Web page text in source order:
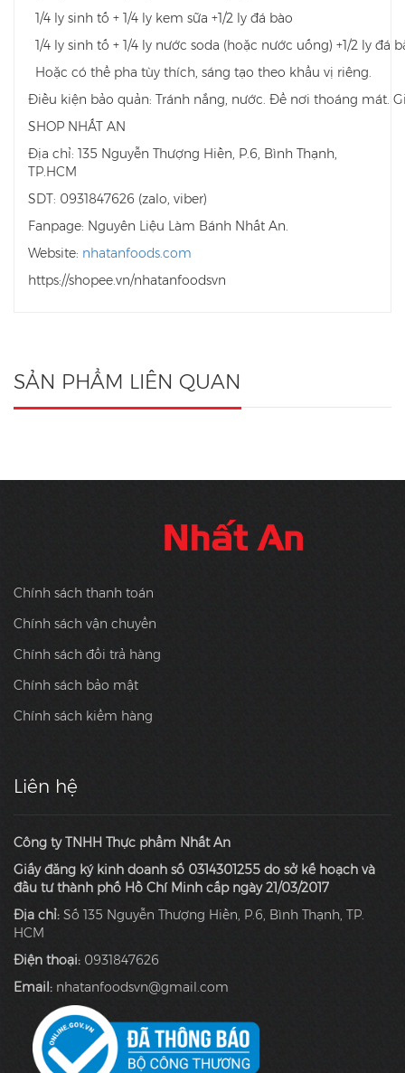
1/4 ly sinh tố + 1/4 ly kem sữa +1/2 ly đá bào
1/4 ly sinh tố + 1/4 ly nước soda (hoặc nước uống) +1/2 ly đá
Hoặc có thể pha tùy thích, sáng tạo theo khẩu vị riêng.
Điều kiện bảo quản: Tránh nắng, nước. Để nơi thoáng mát.
SHOP NHẤT AN
Địa chỉ: 135 Nguyễn Thượng Hiền, P.6, Bình Thạnh,
TP.HCM
SDT: 0931847626 (zalo, viber)
Fanpage: Nguyên Liệu Làm Bánh Nhất An.
Website: nhatanfoods.com
https://shopee.vn/nhatanfoodsvn
SẢN PHẨM LIÊN QUAN
Chính sách thanh toán
Chính sách vận chuyển
Chính sách đổi trả hàng
Chính sách bảo mật
Chính sách kiểm hàng
Liên hệ
Công ty TNHH Thực phẩm Nhất An
Giấy đăng ký kinh doanh số 0314301255 do sở kế hoạch và
đầu tư thành phố Hồ Chí Minh cấp ngày 21/03/2017
Địa chỉ: Số 135 Nguyễn Thượng Hiền, P.6, Bình Thạnh, TP.
HCM
Điện thoại: 0931847626
Email: nhatanfoodsvn@gmail.com